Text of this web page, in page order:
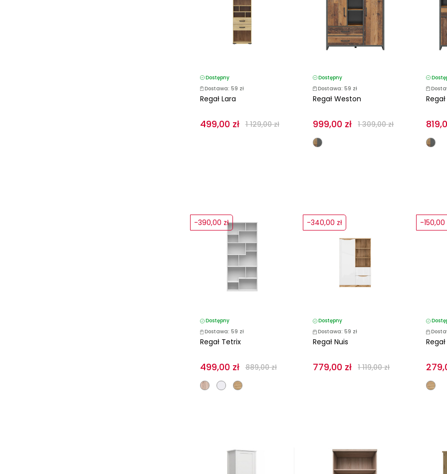
Dostępny
Dostawa: 59 zł
Regał Lara
499,00 zł 1 129,00 zł
Dostępny
Dostawa: 59 zł
Regał Weston
999,00 zł 1 309,00 zł
Dostępny
Dostawa: 59 zł
Regał Tetrix
499,00 zł 889,00 zł
-390,00 zł
Dostępny
Dostawa: 59 zł
Regał Nuis
779,00 zł 1 119,00 zł
-340,00 zł -150,00